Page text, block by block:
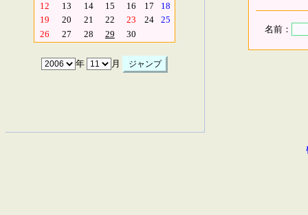
12
13 14 15 16 17
18
19
20 21 22 23 24
25
26
27 28 29 30
年 月
名前：